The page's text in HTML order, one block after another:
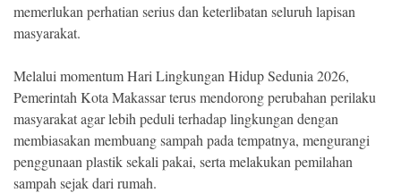
memerlukan perhatian serius dan keterlibatan seluruh lapisan
masyarakat.
Melalui momentum Hari Lingkungan Hidup Sedunia 2026,
Pemerintah Kota Makassar terus mendorong perubahan perilaku
masyarakat agar lebih peduli terhadap lingkungan dengan
membiasakan membuang sampah pada tempatnya, mengurangi
penggunaan plastik sekali pakai, serta melakukan pemilahan
sampah sejak dari rumah.